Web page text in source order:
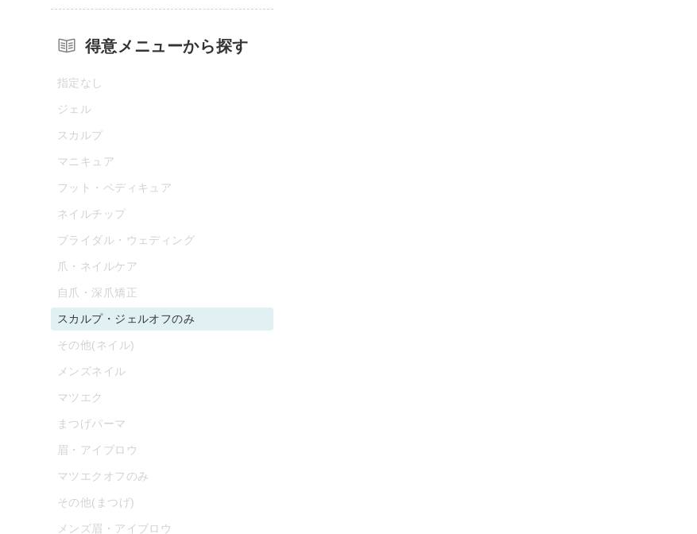
得意メニューから探す
指定なし
ジェル
スカルプ
マニキュア
フット・ペディキュア
ネイルチップ
ブライダル・ウェディング
爪・ネイルケア
自爪・深爪矯正
スカルプ・ジェルオフのみ
その他(ネイル)
メンズネイル
マツエク
まつげパーマ
眉・アイブロウ
マツエクオフのみ
その他(まつげ)
メンズ眉・アイブロウ